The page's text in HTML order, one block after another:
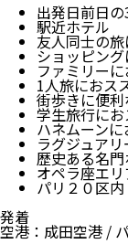
出発日前日
駅近ホテル
友人同士の
ショッピン
ファミリー
1人旅におス
街歩きに便
学生旅行にお
ハネムーンに
ラグジュア
歴史ある名
オペラ座エリ
パリ２０区内
発着
空港 ： 成田空港 /